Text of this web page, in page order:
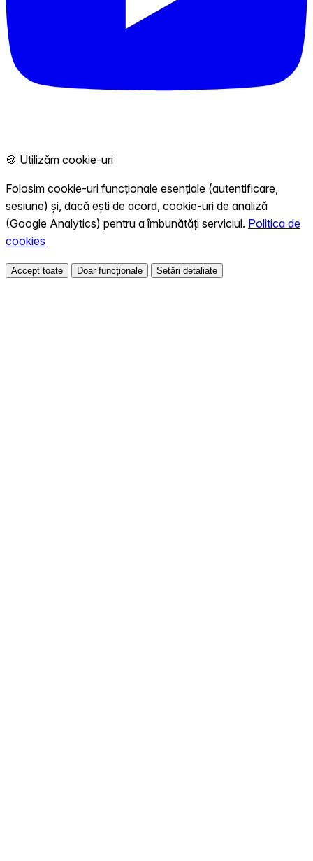
🍪 Utilizăm cookie-uri
Folosim cookie-uri funcționale esențiale (autentificare,
sesiune) și, dacă ești de acord, cookie-uri de analiză
(Google Analytics) pentru a îmbunătăți serviciul. Politica de
cookies
Accept toate Doar funcționale Setări detaliate